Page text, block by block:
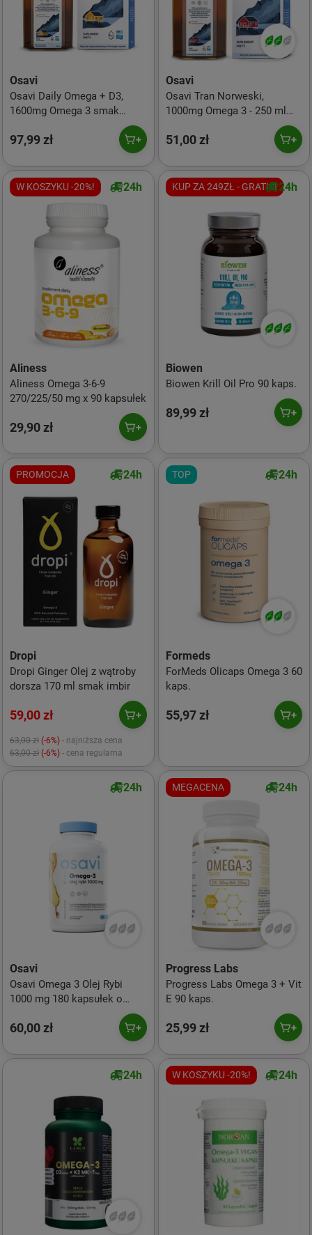
Osavi
Osavi Daily Omega + D3,
1600mg Omega 3 smak
97,99 zł
Osavi
Osavi Tran Norweski,
1000mg Omega 3 - 250 ml
51,00 zł
W KOSZYKU -20%! 24h
Aliness
Aliness Omega 3-6-9
270/225/50 mg x 90 kapsułek
29,90 zł
KUP ZA 249ZŁ - GRATIS!24h
Biowen
Biowen Krill Oil Pro 90 kaps.
89,99 zł
PROMOCJA 24h
Dropi
Dropi Ginger Olej z wątroby
dorsza 170 ml smak imbir
59,00 zł
63,00 zł (-6%) - najniższa cena
63,00 zł (-6%) - cena regularna
TOP 24h
Formeds
ForMeds Olicaps Omega 3 60
kaps.
55,97 zł
24h
Osavi
Osavi Omega 3 Olej Rybi
1000 mg 180 kapsułek o
60,00 zł
MEGACENA 24h
Progress Labs
Progress Labs Omega 3 + Vit
E 90 kaps.
25,99 zł
24h W KOSZYKU -20%! 24h